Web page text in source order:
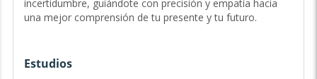
incertidumbre, guiándote con precisión y empatía hacia
una mejor comprensión de tu presente y tu futuro.
Amor y relaciones:
Estudios